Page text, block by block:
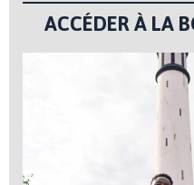
ACCÉDER À LA